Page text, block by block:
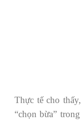
Thực tế cho
“chọn bừa”